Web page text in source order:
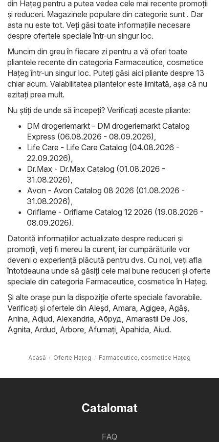
din Haţeg pentru a putea vedea cele mai recente promoții
și reduceri. Magazinele populare din categorie sunt . Dar
asta nu este tot. Veți găsi toate informațiile necesare
despre ofertele speciale într-un singur loc.
Muncim din greu în fiecare zi pentru a vă oferi toate
pliantele recente din categoria Farmaceutice, cosmetice
Haţeg într-un singur loc. Puteți găsi aici pliante despre 13
chiar acum. Valabilitatea pliantelor este limitată, așa că nu
ezitați prea mult.
Nu știți de unde să începeți? Verificați aceste pliante:
DM drogeriemarkt - DM drogeriemarkt Catalog
Express (06.08.2026 - 08.09.2026)
Life Care - Life Care Catalog (04.08.2026 -
22.09.2026)
Dr.Max - Dr.Max Catalog (01.08.2026 -
31.08.2026)
Avon - Avon Catalog 08 2026 (01.08.2026 -
31.08.2026)
Oriflame - Oriflame Catalog 12 2026 (19.08.2026 -
08.09.2026).
Datorită informațiilor actualizate despre reduceri și
promoții, veți fi mereu la curent, iar cumpărăturile vor
deveni o experiență plăcută pentru dvs. Cu noi, veți afla
întotdeauna unde să găsiți cele mai bune reduceri și oferte
speciale din categoria Farmaceutice, cosmetice în Haţeg.
Și alte orașe pun la dispoziție oferte speciale favorabile.
Verificați și ofertele din Aleşd Amara Agigea Agăş
Anina Adjud Alexandria Абруд Amarastii De Jos
Agnita Ardud Arbore Afumaţi Apahida Aiud.
Acasă Oferte Haţeg Farmaceutice, cosmetice Haţeg
Catalomat
FAQ